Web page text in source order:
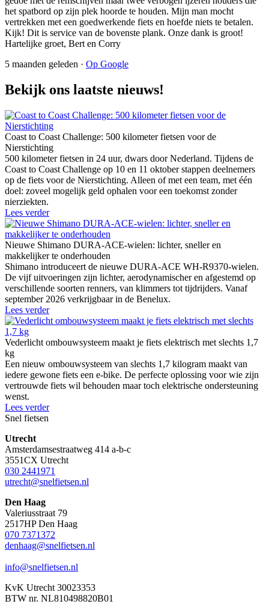
het spatbord op zijn plek hoorde te houden. Mijn man mocht
vertrekken met een goedwerkende fiets en hoefde niets te betalen.
Kijk! Dit is service van de bovenste plank. Onze dank is groot!
Hartelijke groet, Bert en Corry
5 maanden geleden · Op Google
Bekijk ons laatste nieuws!
Coast to Coast Challenge: 500 kilometer fietsen voor de
Nierstichting
500 kilometer fietsen in 24 uur, dwars door Nederland. Tijdens de
Coast to Coast Challenge op 10 en 11 oktober stappen deelnemers
op de fiets voor de Nierstichting. Alleen of met een team, met één
doel: zoveel mogelijk geld ophalen voor een toekomst zonder
nierziekten.
Lees verder
Nieuwe Shimano DURA-ACE-wielen: lichter, sneller en
makkelijker te onderhouden
Shimano introduceert de nieuwe DURA-ACE WH-R9370-wielen.
De vijf uitvoeringen zijn lichter, aerodynamischer en afgestemd op
verschillende soorten renners, van klimmers tot tijdrijders. Vanaf
september 2026 verkrijgbaar in de Benelux.
Lees verder
Vederlicht ombouwsysteem maakt je fiets elektrisch met slechts 1,7
kg
Een nieuw ombouwsysteem van slechts 1,7 kilogram maakt van
iedere gewone fiets een e-bike. De perfecte oplossing voor wie zijn
vertrouwde fiets wil behouden maar toch elektrische ondersteuning
wenst.
Lees verder
Snel fietsen
Utrecht
Amsterdamsestraatweg 414 a-b-c
3551CX Utrecht
030 2441971
utrecht@snelfietsen.nl
Den Haag
Valeriusstraat 79
2517HP Den Haag
070 7371372
denhaag@snelfietsen.nl
info@snelfietsen.nl
KvK Utrecht 30023353
BTW nr. NL810498820B01